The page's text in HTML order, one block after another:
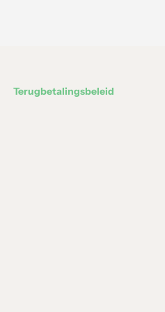
Terugbetalingsbeleid